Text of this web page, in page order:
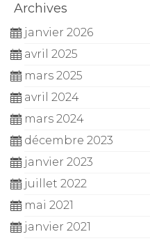
Archives
janvier 2026
avril 2025
mars 2025
avril 2024
mars 2024
décembre 2023
janvier 2023
juillet 2022
mai 2021
janvier 2021